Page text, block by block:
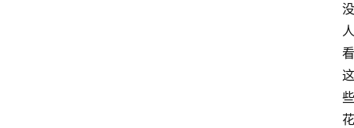
没
人
看
这
些
花